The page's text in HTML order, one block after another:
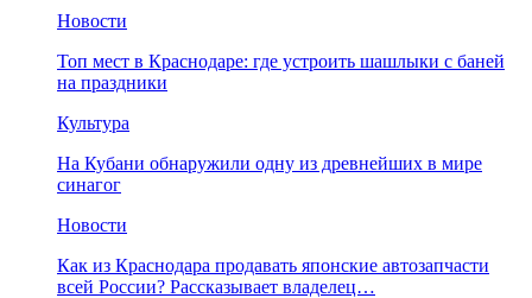
Новости
Топ мест в Краснодаре: где устроить шашлыки с баней
на праздники
Культура
На Кубани обнаружили одну из древнейших в мире
синагог
Новости
Как из Краснодара продавать японские автозапчасти
всей России? Рассказывает владелец…